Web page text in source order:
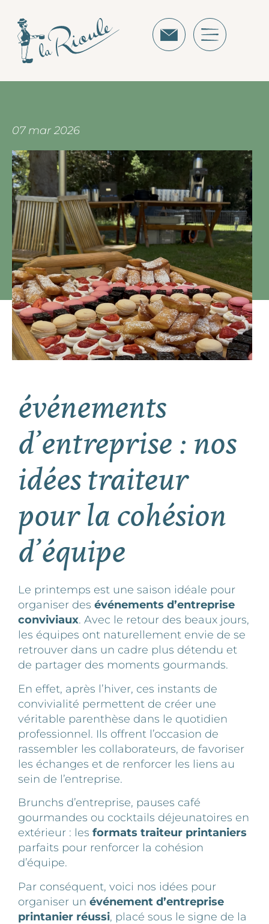
07 mar 2026
événements
d’entreprise : nos
idées traiteur
pour la cohésion
d’équipe
Le printemps est une saison idéale pour
organiser des événements d’entreprise
conviviaux. Avec le retour des beaux jours,
les équipes ont naturellement envie de se
retrouver dans un cadre plus détendu et
de partager des moments gourmands.
En effet, après l’hiver, ces instants de
convivialité permettent de créer une
véritable parenthèse dans le quotidien
professionnel. Ils offrent l’occasion de
rassembler les collaborateurs, de favoriser
les échanges et de renforcer les liens au
sein de l’entreprise.
Brunchs d’entreprise, pauses café
gourmandes ou cocktails déjeunatoires en
extérieur : les formats traiteur printaniers
parfaits pour renforcer la cohésion
d’équipe.
Par conséquent, voici nos idées pour
organiser un événement d’entreprise
printanier réussi, placé sous le signe de la